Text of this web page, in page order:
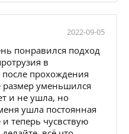
2022-09-05
понравился подход
в
прохождения
размер уменьшился
и не ушла, но
ушла постоянная
теперь чусвствую